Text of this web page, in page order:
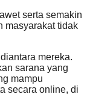
serta semakin
masyarakat tidak
mereka.
sarana yang
mampu
secara online, di